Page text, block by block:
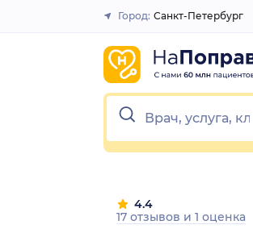
Закрыть
Город: Санкт-Петербург
4.4
17 отзывов и 1 оценка